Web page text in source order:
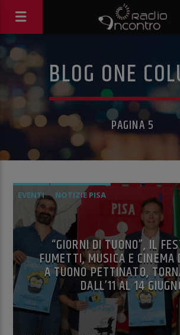
BLOG ONE
PAGINA 5
EVENTI NOTIZIE PISA
“GIORNI DI TUONO”, IL
FUMETTI, MUSICA E CINEMA
A TUONO PETTINATO,
DALL’11 AL 14